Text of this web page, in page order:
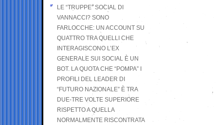
LE “TRUPPE” SOCIAL DI
VANNACCI? SONO
FARLOCCHE: UN ACCOUNT SU
QUATTRO TRA QUELLI CHE
INTERAGISCONO L’EX
GENERALE SUI SOCIAL È UN
BOT. LA QUOTA CHE “POMPA” I
PROFILI DEL LEADER DI
“FUTURO NAZIONALE” È TRA
DUE-TRE VOLTE SUPERIORE
RISPETTO A QUELLA
NORMALMENTE RISCONTRATA